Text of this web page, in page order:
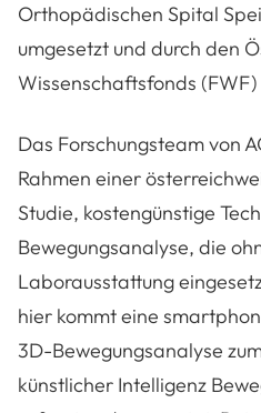
Orthopädischen Spital
umgesetzt und durch den
Wissenschaftsfonds
Das Forschungsteam von
Rahmen einer
Studie, kostengünstige
Bewegungsanalyse, die
Laborausstattung
hier kommt eine
3D-Bewegungsanalyse
künstlicher Intelligenz